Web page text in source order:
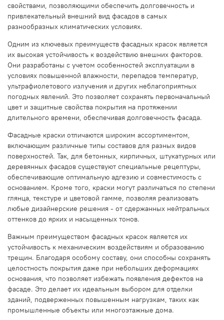
свойствами, позволяющими обеспечить долговечность и
привлекательный внешний вид фасадов в самых
разнообразных климатических условиях.
Одним из ключевых преимуществ фасадных красок является
их высокая устойчивость к воздействию внешних факторов.
Они разработаны с учетом особенностей эксплуатации в
условиях повышенной влажности, перепадов температур,
ультрафиолетового излучения и других неблагоприятных
погодных явлений. Это позволяет сохранять первоначальный
цвет и защитные свойства покрытия на протяжении
длительного времени, обеспечивая долговечность фасада.
Фасадные краски отличаются широким ассортиментом,
включающим различные типы составов для разных видов
поверхностей. Так, для бетонных, кирпичных, штукатурных или
деревянных фасадов существуют специальные рецептуры,
обеспечивающие оптимальную адгезию и совместимость с
основанием. Кроме того, краски могут различаться по степени
глянца, текстуре и цветовой гамме, позволяя реализовать
любые дизайнерские решения - от сдержанных нейтральных
оттенков до ярких и насыщенных тонов.
Важным преимуществом фасадных красок является их
устойчивость к механическим воздействиям и образованию
трещин. Благодаря особому составу, они способны сохранять
целостность покрытия даже при небольших деформациях
основания, что позволяет избежать появления дефектов на
фасаде. Это делает их идеальным выбором для отделки
зданий, подверженных повышенным нагрузкам, таких как
промышленные объекты или многоэтажные дома.